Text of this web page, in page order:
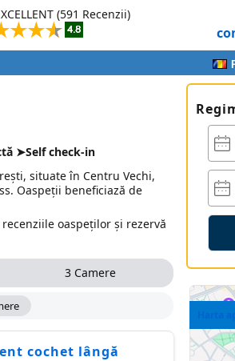
(591 Recenzii)
➤Self check-in
situate în Centru Vechi,
Oaspeții beneficiază de
oaspeților și rezervă
3 Camere
cochet lângă